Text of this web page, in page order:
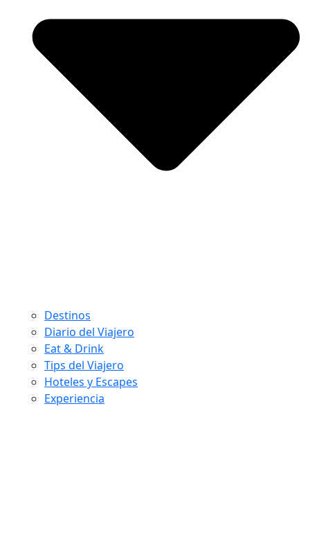
Destinos
Diario del Viajero
Eat & Drink
Tips del Viajero
Hoteles y Escapes
Experiencia